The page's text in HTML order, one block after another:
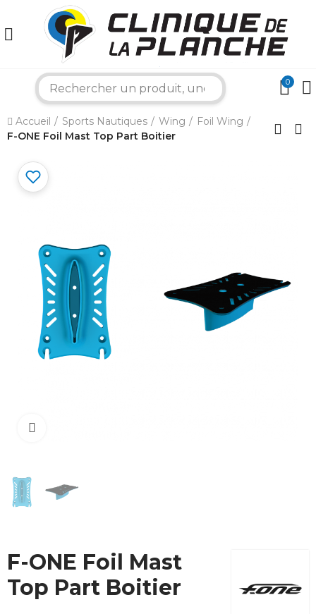
0
Accueil Sports Nautiques Wing
Foil Wing
F-ONE Foil Mast Top Part Boitier
F-ONE Foil Mast
Top Part Boitier